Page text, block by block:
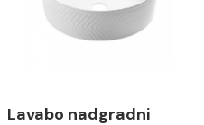
Lavabo nadgradni